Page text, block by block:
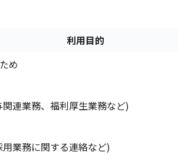
利用目的
め
連業務、福利厚生業務など)
業務に関する連絡など)